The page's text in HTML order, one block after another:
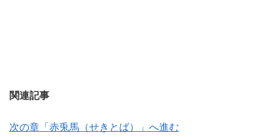
関連記事
次の章「赤兎馬（せきとば）」へ進む